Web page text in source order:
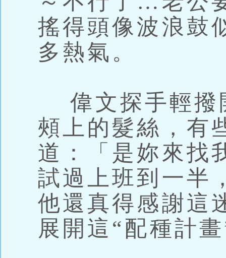
搖得頭像波浪鼓
多熱氣。
偉文探手輕撥
頰上的髮絲，有
道：「是妳來找
試過上班到一半
他還真得感謝這
展開這“配種計